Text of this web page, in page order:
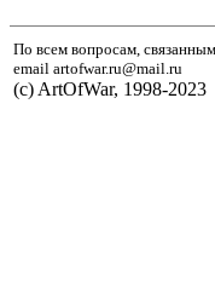
По всем вопросам,
email artofwar.ru@mail.ru
(с) ArtOfWar, 1998-2023